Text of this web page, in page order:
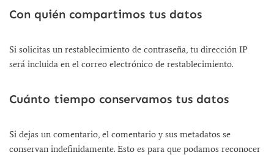
Con quién compartimos tus datos
Si solicitas un restablecimiento de contraseña, tu dirección IP
será incluida en el correo electrónico de restablecimiento.
Cuánto tiempo conservamos tus datos
Si dejas un comentario, el comentario y sus metadatos se
conservan indefinidamente. Esto es para que podamos reconocer